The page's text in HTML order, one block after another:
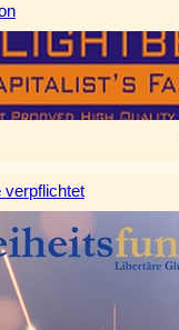
verpflichtet